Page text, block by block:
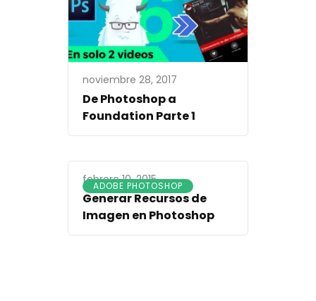
noviembre 28, 2017
De Photoshop a
Foundation Parte 1
ADOBE PHOTOSHOP
febrero 10, 2015
Generar Recursos de
Imagen en Photoshop